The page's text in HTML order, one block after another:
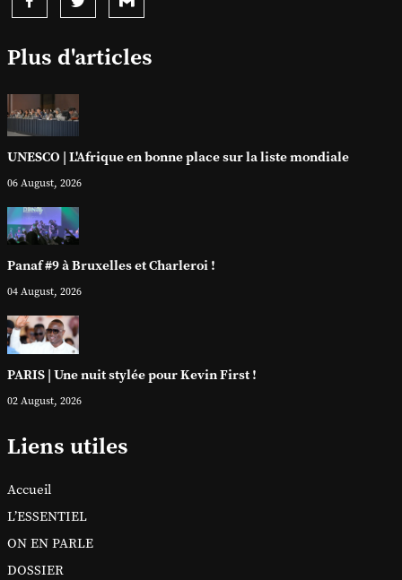
Plus d'articles
UNESCO | L'Afrique en bonne place sur la liste mondiale
06 August, 2026
Panaf #9 à Bruxelles et Charleroi !
04 August, 2026
PARIS | Une nuit stylée pour Kevin First !
02 August, 2026
Liens utiles
Accueil
L’ESSENTIEL
ON EN PARLE
DOSSIER